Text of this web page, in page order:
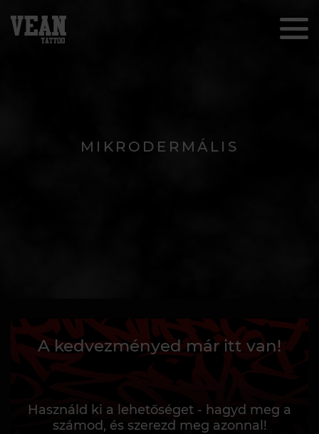
MIKRODERMÁLIS
A kedvezményed már itt van!
Használd ki a lehetőséget - hagyd meg a
számod, és szerezd meg azonnal!